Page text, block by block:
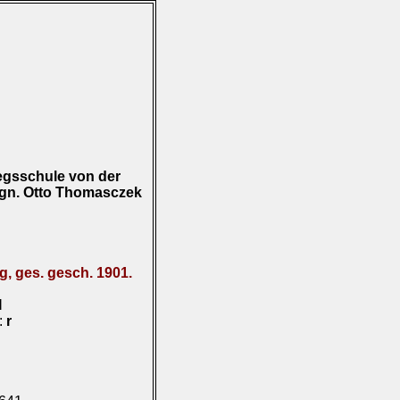
von der
Otto Thomasczek
ges. gesch. 1901.
r